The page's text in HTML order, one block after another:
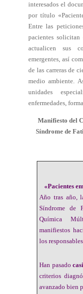
interesados el
por título
Entre las
pacientes
actualicen sus
emergentes, así
de las carreras de
medio ambiente.
unidades
enfermedades,
Manifiesto del
Síndrome de
«Pacientes
Año tras año,
Síndrome de
Química
manifiestos
los
Han pasado
criterios
avanzado bien